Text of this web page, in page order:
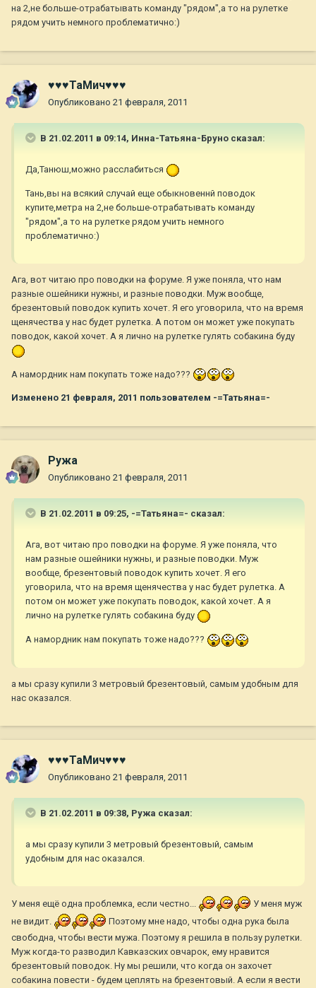
на 2,не больше-отрабатывать команду "рядом",а то на рулетке
рядом учить немного проблематично:)
♥♥♥ТаМич♥♥♥
Опубликовано 21 февраля, 2011
В 21.02.2011 в 09:14, Инна-Татьяна-Бруно сказал:
Да,Танюш,можно расслабиться
Тань,вы на всякий случай еще обыкновеннй поводок
купите,метра на 2,не больше-отрабатывать команду
"рядом",а то на рулетке рядом учить немного
проблематично:)
Ага, вот читаю про поводки на форуме. Я уже поняла, что нам
разные ошейники нужны, и разные поводки. Муж вообще,
брезентовый поводок купить хочет. Я его уговорила, что на время
щенячества у нас будет рулетка. А потом он может уже покупать
поводок, какой хочет. А я лично на рулетке гулять собакина буду
А намордник нам покупать тоже надо???
Изменено 21 февраля, 2011 пользователем -=Татьяна=-
Ружа
Опубликовано 21 февраля, 2011
В 21.02.2011 в 09:25, -=Татьяна=- сказал:
Ага, вот читаю про поводки на форуме. Я уже поняла, что
нам разные ошейники нужны, и разные поводки. Муж
вообще, брезентовый поводок купить хочет. Я его
уговорила, что на время щенячества у нас будет рулетка. А
потом он может уже покупать поводок, какой хочет. А я
лично на рулетке гулять собакина буду
А намордник нам покупать тоже надо???
а мы сразу купили 3 метровый брезентовый, самым удобным для
нас оказался.
♥♥♥ТаМич♥♥♥
Опубликовано 21 февраля, 2011
В 21.02.2011 в 09:38, Ружа сказал:
а мы сразу купили 3 метровый брезентовый, самым
удобным для нас оказался.
У меня ещё одна проблемка, если честно...
У меня муж
не видит.
Поэтому мне надо, чтобы одна рука была
свободна, чтобы вести мужа. Поэтому я решила в пользу рулетки.
Муж когда-то разводил Кавказских овчарок, ему нравится
брезентовый поводок. Ну мы решили, что когда он захочет
собакина повести - будем цеплять на брезентовый. А если я вести